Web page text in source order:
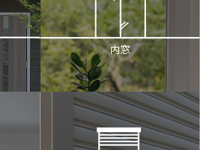
内窓